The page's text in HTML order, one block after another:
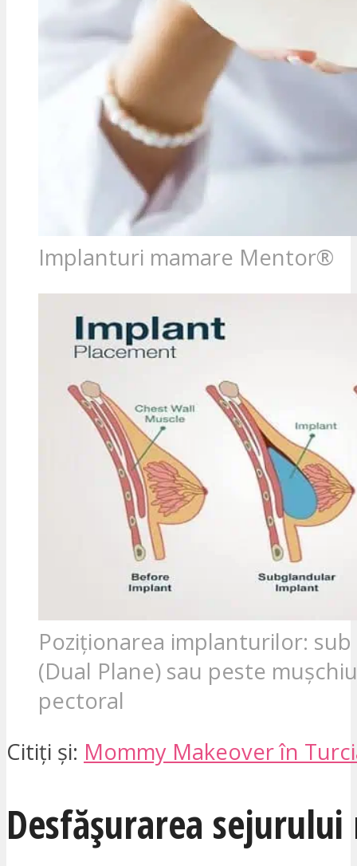
Implanturi mamare Mentor®
Poziționarea implanturilor:
(Dual Plane) sau peste
pectoral
Citiți și: Mommy Makeover în
Desfășurarea